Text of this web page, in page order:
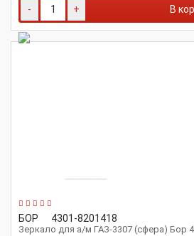
- + В
БОР 4301-8201418
Зеркало для а/м ГАЗ-3307 (сфера) Бор